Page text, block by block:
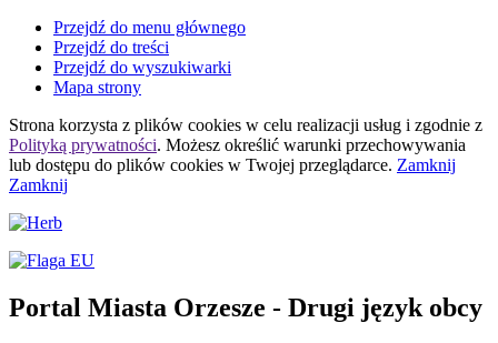
Przejdź do menu głównego
Przejdź do treści
Przejdź do wyszukiwarki
Mapa strony
Strona korzysta z plików cookies w celu realizacji usług i zgodnie z
Polityką prywatności. Możesz określić warunki przechowywania
lub dostępu do plików cookies w Twojej przeglądarce. Zamknij
Zamknij
Portal Miasta Orzesze - Drugi język obcy